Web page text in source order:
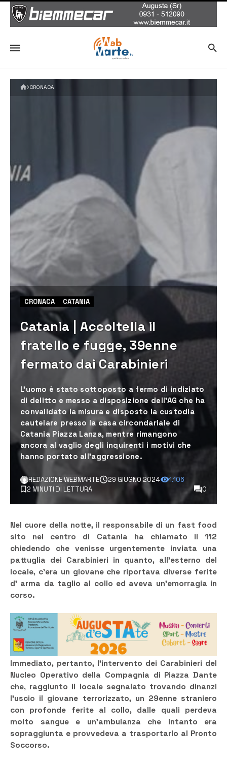
CRONACA
CRONACA CATANIA
Catania | Accoltella il
fratello e fugge, 39enne
fermato dai Carabinieri
L’uomo è stato sottoposto a fermo di indiziato
di delitto e messo a disposizione dell’AG che ha
convalidato la misura e disposto la custodia
cautelare presso la casa circondariale di
Catania Piazza Lanza, mentre rimangono
ancora al vaglio degli inquirenti i motivi che
hanno portato all’aggressione.
REDAZIONE WEBMARTE 29 GIUGNO 2024
1.106
2 MINUTI DI LETTURA
0
Nel cuore della notte, il responsabile di un fast food
sito nel centro di Catania ha chiamato il 112
chiedendo che venisse urgentemente inviata una
pattuglia dei Carabinieri in quanto, all’esterno del
locale, c’era un giovane che riportava diverse ferite
d’ arma da taglio al collo ed aveva un’emorragia in
corso.
Immediato, pertanto, l’intervento dei Carabinieri del
Nucleo Operativo della Compagnia di Piazza Dante
che, raggiunto il locale segnalato trovando dinanzi
l’uscio il giovane terrorizzato, un 29enne straniero
con profonde ferite al collo, dalle quali perdeva
molto sangue e un’ambulanza che intanto era
sopraggiunta e provvedeva a trasportarlo al Pronto
Soccorso.